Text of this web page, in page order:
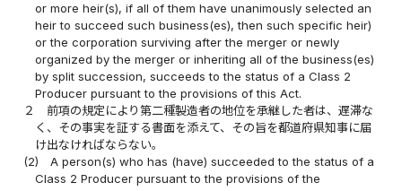
or more heir(s), if all of them have unanimously selected an
heir to succeed such business(es), then such specific heir)
or the corporation surviving after the merger or newly
organized by the merger or inheriting all of the business(es)
by split succession, succeeds to the status of a Class 2
Producer pursuant to the provisions of this Act.
２
前項の規定により第二種製造者の地位を承継した者は、遅滞な
く、その事実を証する書面を添えて、その旨を都道府県知事に届
け出なければならない。
(2)
A person(s) who has (have) succeeded to the status of a
Class 2 Producer pursuant to the provisions of the